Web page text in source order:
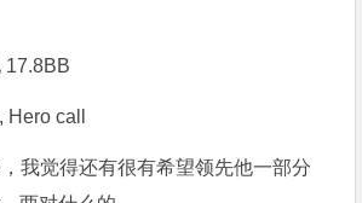
17.8BB
call
我觉得还有很有希望领先他一部分